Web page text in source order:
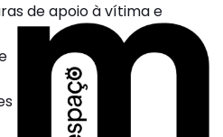
de apoio à vítima e